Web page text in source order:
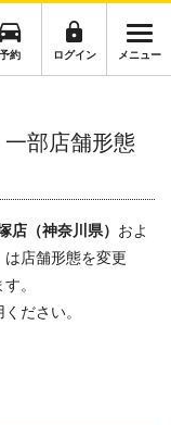
予約 ログイン メニュー
部店舗形態
店（神奈川県） およ
は店舗形態を変更
。
ださい。